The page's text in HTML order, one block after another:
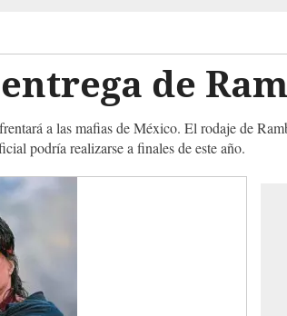
de
a las mafias de México. El rodaje de
podría realizarse a finales de este año.